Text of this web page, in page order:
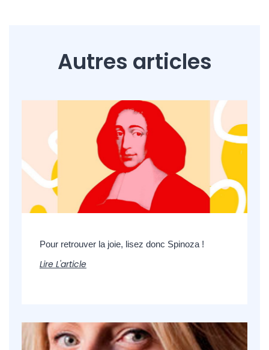
Autres articles
Pour retrouver la joie, lisez donc Spinoza !
Lire L'article